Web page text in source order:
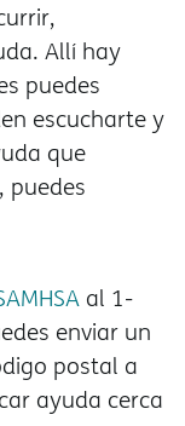
Allí hay
puedes
escucharte y
que
puedes
al 1-
enviar un
postal a
ayuda cerca